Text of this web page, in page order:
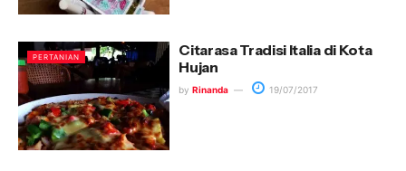
PERTANIAN
Citarasa Tradisi Italia di Kota
Hujan
by Rinanda 19/07/2017